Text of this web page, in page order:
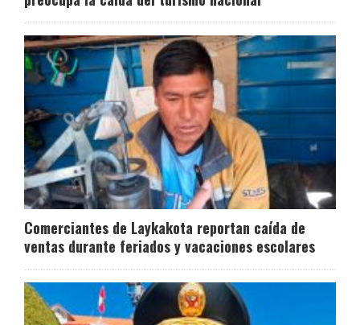
Comerciantes de Laykakota reportan caída de
ventas durante feriados y vacaciones escolares